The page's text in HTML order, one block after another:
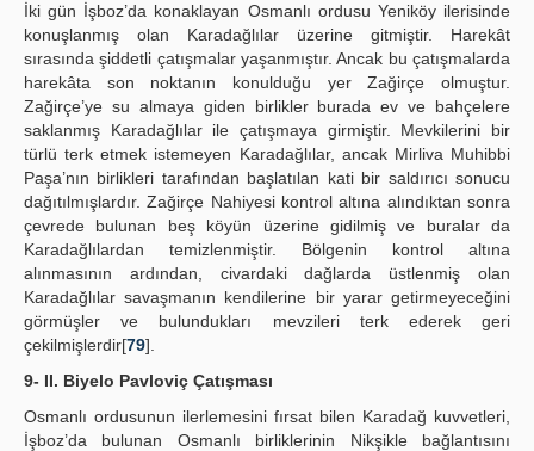
İki gün İşboz’da konaklayan Osmanlı ordusu Yeniköy ilerisinde
konuşlanmış olan Karadağlılar üzerine gitmiştir. Harekât
sırasında şiddetli çatışmalar yaşanmıştır. Ancak bu çatışmalarda
harekâta son noktanın konulduğu yer Zağirçe olmuştur.
Zağirçe’ye su almaya giden birlikler burada ev ve bahçelere
saklanmış Karadağlılar ile çatışmaya girmiştir. Mevkilerini bir
türlü terk etmek istemeyen Karadağlılar, ancak Mirliva Muhibbi
Paşa’nın birlikleri tarafından başlatılan kati bir saldırıcı sonucu
dağıtılmışlardır. Zağirçe Nahiyesi kontrol altına alındıktan sonra
çevrede bulunan beş köyün üzerine gidilmiş ve buralar da
Karadağlılardan temizlenmiştir. Bölgenin kontrol altına
alınmasının ardından, civardaki dağlarda üstlenmiş olan
Karadağlılar savaşmanın kendilerine bir yarar getirmeyeceğini
görmüşler ve bulundukları mevzileri terk ederek geri
çekilmişlerdir[79].
9- II. Biyelo Pavloviç Çatışması
Osmanlı ordusunun ilerlemesini fırsat bilen Karadağ kuvvetleri,
İşboz’da bulunan Osmanlı birliklerinin Nikşikle bağlantısını